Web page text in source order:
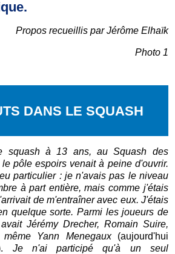
Propos recueillis par Jérôme Elhaïk
DANS LE SQUASH
squash à 13 ans, au Squash des
pôle espoirs venait à peine d'ouvrir.
particulier : je n'avais pas le niveau
à part entière, mais comme j'étais
de m'entraîner avec eux. J'étais
quelque sorte. Parmi les joueurs de
Jérémy Drecher, Romain Suire,
Yann Menegaux(aujourd'hui
Je n'ai participé qu'à un seul